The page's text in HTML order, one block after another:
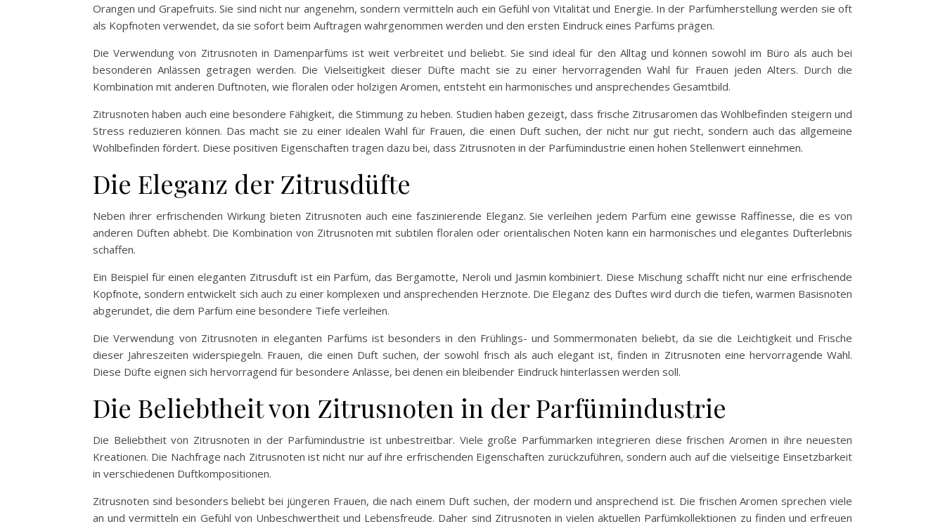
Orangen und Grapefruits. Sie sind nicht nur angenehm, sondern vermitteln auch ein Gefühl von Vitalität und Energie. In der Parfümherstellung werden sie oft
als Kopfnoten verwendet, da sie sofort beim Auftragen wahrgenommen werden und den ersten Eindruck eines Parfüms prägen.
Die Verwendung von Zitrusnoten in Damenparfüms ist weit verbreitet und beliebt. Sie sind ideal für den Alltag und können sowohl im Büro als auch bei
besonderen Anlässen getragen werden. Die Vielseitigkeit dieser Düfte macht sie zu einer hervorragenden Wahl für Frauen jeden Alters. Durch die
Kombination mit anderen Duftnoten, wie floralen oder holzigen Aromen, entsteht ein harmonisches und ansprechendes Gesamtbild.
Zitrusnoten haben auch eine besondere Fähigkeit, die Stimmung zu heben. Studien haben gezeigt, dass frische Zitrusaromen das Wohlbefinden steigern und
Stress reduzieren können. Das macht sie zu einer idealen Wahl für Frauen, die einen Duft suchen, der nicht nur gut riecht, sondern auch das allgemeine
Wohlbefinden fördert. Diese positiven Eigenschaften tragen dazu bei, dass Zitrusnoten in der Parfümindustrie einen hohen Stellenwert einnehmen.
Die Eleganz der Zitrusdüfte
Neben ihrer erfrischenden Wirkung bieten Zitrusnoten auch eine faszinierende Eleganz. Sie verleihen jedem Parfüm eine gewisse Raffinesse, die es von
anderen Düften abhebt. Die Kombination von Zitrusnoten mit subtilen floralen oder orientalischen Noten kann ein harmonisches und elegantes Dufterlebnis
schaffen.
Ein Beispiel für einen eleganten Zitrusduft ist ein Parfüm, das Bergamotte, Neroli und Jasmin kombiniert. Diese Mischung schafft nicht nur eine erfrischende
Kopfnote, sondern entwickelt sich auch zu einer komplexen und ansprechenden Herznote. Die Eleganz des Duftes wird durch die tiefen, warmen Basisnoten
abgerundet, die dem Parfüm eine besondere Tiefe verleihen.
Die Verwendung von Zitrusnoten in eleganten Parfüms ist besonders in den Frühlings- und Sommermonaten beliebt, da sie die Leichtigkeit und Frische
dieser Jahreszeiten widerspiegeln. Frauen, die einen Duft suchen, der sowohl frisch als auch elegant ist, finden in Zitrusnoten eine hervorragende Wahl.
Diese Düfte eignen sich hervorragend für besondere Anlässe, bei denen ein bleibender Eindruck hinterlassen werden soll.
Die Beliebtheit von Zitrusnoten in der Parfümindustrie
Die Beliebtheit von Zitrusnoten in der Parfümindustrie ist unbestreitbar. Viele große Parfümmarken integrieren diese frischen Aromen in ihre neuesten
Kreationen. Die Nachfrage nach Zitrusnoten ist nicht nur auf ihre erfrischenden Eigenschaften zurückzuführen, sondern auch auf die vielseitige Einsetzbarkeit
in verschiedenen Duftkompositionen.
Zitrusnoten sind besonders beliebt bei jüngeren Frauen, die nach einem Duft suchen, der modern und ansprechend ist. Die frischen Aromen sprechen viele
an und vermitteln ein Gefühl von Unbeschwertheit und Lebensfreude. Daher sind Zitrusnoten in vielen aktuellen Parfümkollektionen zu finden und erfreuen